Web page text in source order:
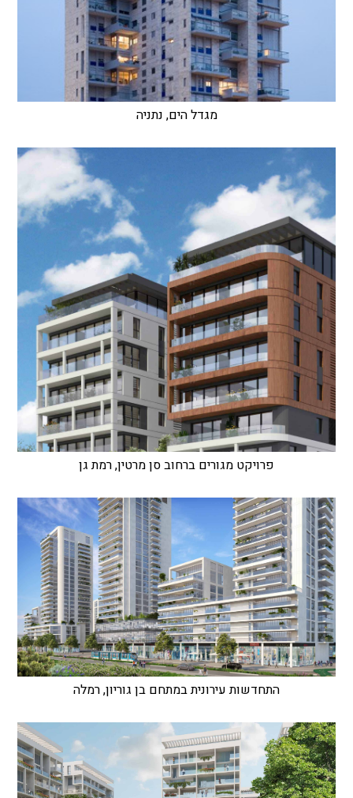
מגדל הים, נתניה
פרויקט מגורים ברחוב סן מרטין, רמת גן
התחדשות עירונית במתחם בן גוריון, רמלה